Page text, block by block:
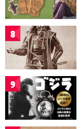
8
9